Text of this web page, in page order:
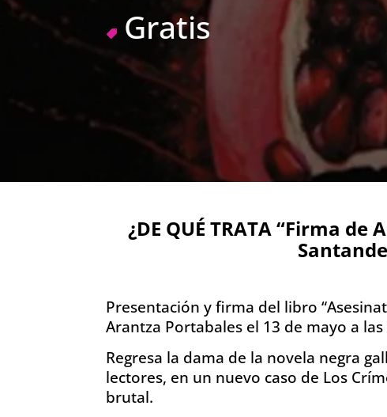
Gratis
¿DE QUÉ TRATA “Firma
Presentación y firma del libro
Arantza Portabales el 13 de mayo a
Regresa la dama de la novela negra
lectores, en un nuevo caso de Los
brutal.